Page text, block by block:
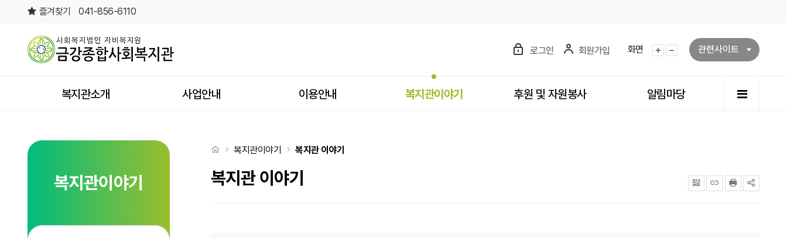
복지관 이야기 2 페이지
즐겨찾기 041-856-6110
로그인 회원가입
화면
화면확대화면축소
관련사이트
복지관소개 사업안내 이용안내 복지관이야기 후원 및 자원봉사 알림마당 전체메
처음으로
복지관이야기 복지관 이야기
복지관 이야기 QRcode주소복사프린터
복지관이야기